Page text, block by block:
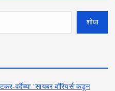
शोधा
वर्दैच्या ‘सायबर वॉरियर्स’कडून